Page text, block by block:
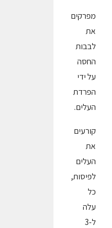
מפרקים
את
לבבות
החסה
על ידי
הפרדת
העלים.
קורעים
את
העלים
לפיסות,
כל
עלה
ל-3